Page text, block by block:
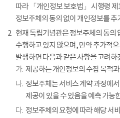
따라 「개인정보 보호법」 시행령
정보주체의 동의 없이 개인정보를 추
2 현재 독립기념관은 정보주체의 동의
수행하고 있지 않으며, 만약 추가적
발생하면 다음과 같은 사항을 고려하
가. 제공하는 개인정보의 수집 목적
나. 정보주체는 서비스 계약 과정에
제공이 있을 수 있음을 예측 가능
다. 정보주체의 요청에 따라 해당 서